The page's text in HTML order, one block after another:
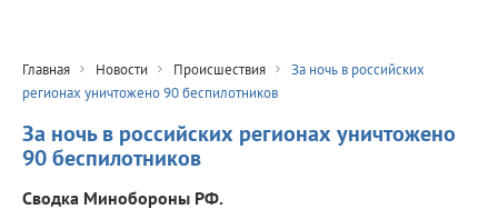
Главная Новости Происшествия
За ночь в российских
регионах уничтожено 90 беспилотников
За ночь в российских регионах уничтожено
90 беспилотников
Сводка Минобороны РФ.